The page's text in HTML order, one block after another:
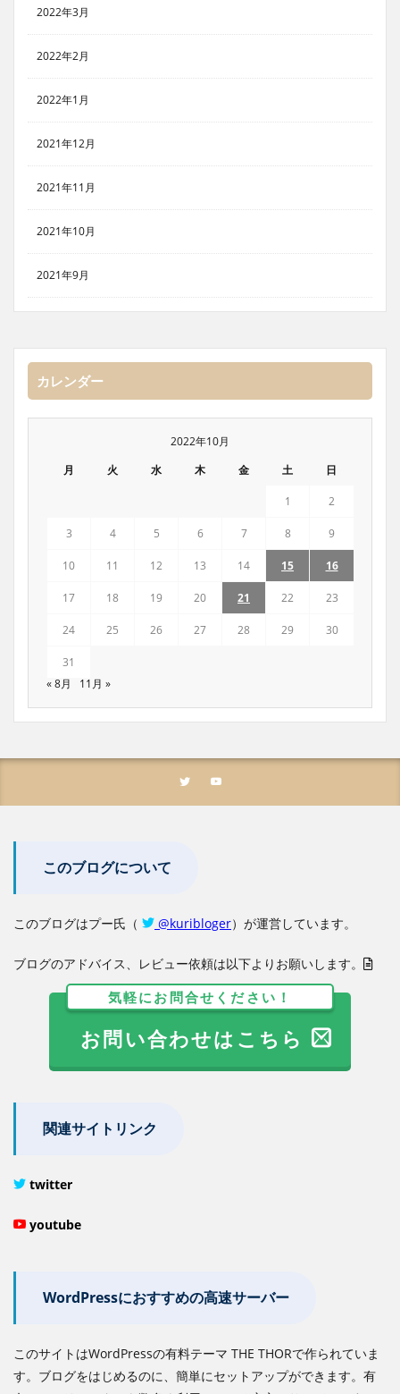
2022年3月
2022年2月
2022年1月
2021年12月
2021年11月
2021年10月
2021年9月
カレンダー
2022年10月
月
火 水 木 金 土 日
1 2
3 4 5 6 7 8 9
10 11 12 13 14 15 16
17 18 19 20 21 22 23
24 25 26 27 28 29 30
31
« 8月
11月 »
このブログについて
このブログはプー氏（ @kuribloger）が運営しています。
ブログのアドバイス、レビュー依頼は以下よりお願いします。
気軽にお問合せください！
お問い合わせはこちら
関連サイトリンク
twitter
youtube
WordPressにおすすめの高速サーバー
このサイトはWordPressの有料テーマ THE THORで作られていま
す。ブログをはじめるのに、簡単にセットアップができます。有